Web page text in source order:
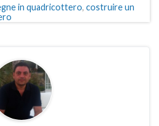
in quadricottero, costruire un